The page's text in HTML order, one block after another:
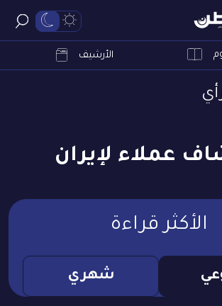
الأرشيف
عملاء لإيران
الأكثر قراءة
شهري